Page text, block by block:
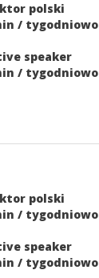
polski
/ tygodniowo
speaker
/ tygodniowo
polski
/ tygodniowo
speaker
/ tygodniowo